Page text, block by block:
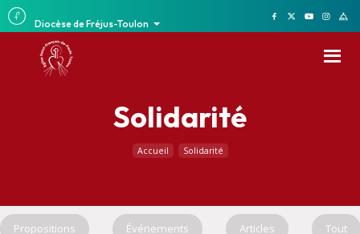
Diocèse de Fréjus-Toulon
Solidarité
Accueil Solidarité
Propositions Événements Articles Tout